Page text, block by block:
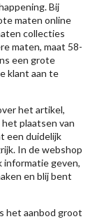
Bij
maten online
collecties
maten, maat 58-
een grote
klant aan te
het artikel,
plaatsen van
een duidelijk
In de webshop
informatie geven,
en blij bent
het aanbod groot